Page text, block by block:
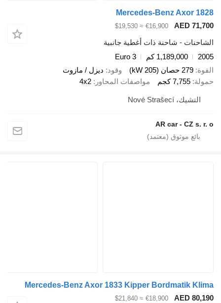
Mercedes-Benz Axor 1828
AED 71,700
€16,900
≈ $19,530
الشاحنات - شاحنة ذات أغطية جانبية
2005
1,189,000 كم
Euro 3
القوة 279 حصان (205 kW) وقود ديزل / مازوت
حمولة 7,755 كجم مواصفات المحاور 4x2
التشيك، Nové Strašecí
AR car - CZ s. r. o
Mercedes-Benz Axor 1833 Kipper Bordmatik Klima
AED 80,190
€18,900
≈ $21,840